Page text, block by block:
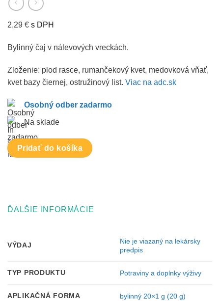
2,29 € s DPH
Bylinný čaj v nálevových vreckách.
Zloženie: plod rasce, rumančekový kvet, medovková vňať,
kvet bazy čiernej, ostružinový list. Viac na adc.sk
Osobný odber zadarmo
Na sklade
Pridať do košíka
ĎALŠIE INFORMÁCIE
VÝDAJ
Nie je viazaný na lekársky
predpis
TYP PRODUKTU Potraviny a doplnky výživy
APLIKAČNÁ FORMA bylinný 20×1 g (20 g)